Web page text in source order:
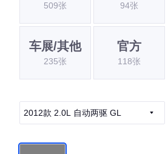
509张 94张
车展/其他
235张
官方
118张
2012款 2.0L 自动两驱 GL